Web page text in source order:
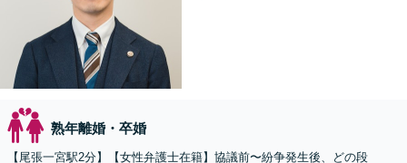
熟年離婚・卒婚
【尾張一宮駅2分】【女性弁護士在籍】協議前〜紛争発生後、どの段